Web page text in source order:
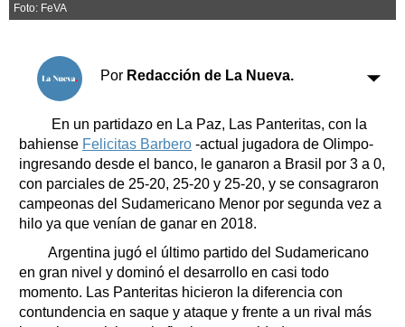
Clasificados
Suplementos
Servicios
Transportes
Loterías
Datos Útiles
Fúnebres
Edictos
Foto: FeVA
Por Redacción de La Nueva.
En un partidazo en La Paz, Las Panteritas, con la
bahiense Felicitas Barbero -actual jugadora de Olimpo-
ingresando desde el banco, le ganaron a Brasil por 3 a 0,
con parciales de 25-20, 25-20 y 25-20, y se consagraron
campeonas del Sudamericano Menor por segunda vez a
hilo ya que venían de ganar en 2018.
Argentina jugó el último partido del Sudamericano
en gran nivel y dominó el desarrollo en casi todo
momento. Las Panteritas hicieron la diferencia con
contundencia en saque y ataque y frente a un rival más